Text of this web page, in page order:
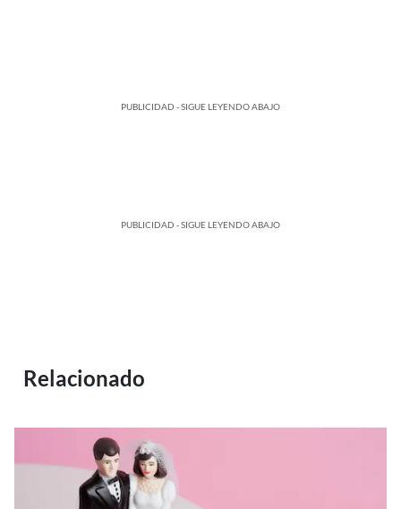
PUBLICIDAD - SIGUE LEYENDO ABAJO
PUBLICIDAD - SIGUE LEYENDO ABAJO
Relacionado